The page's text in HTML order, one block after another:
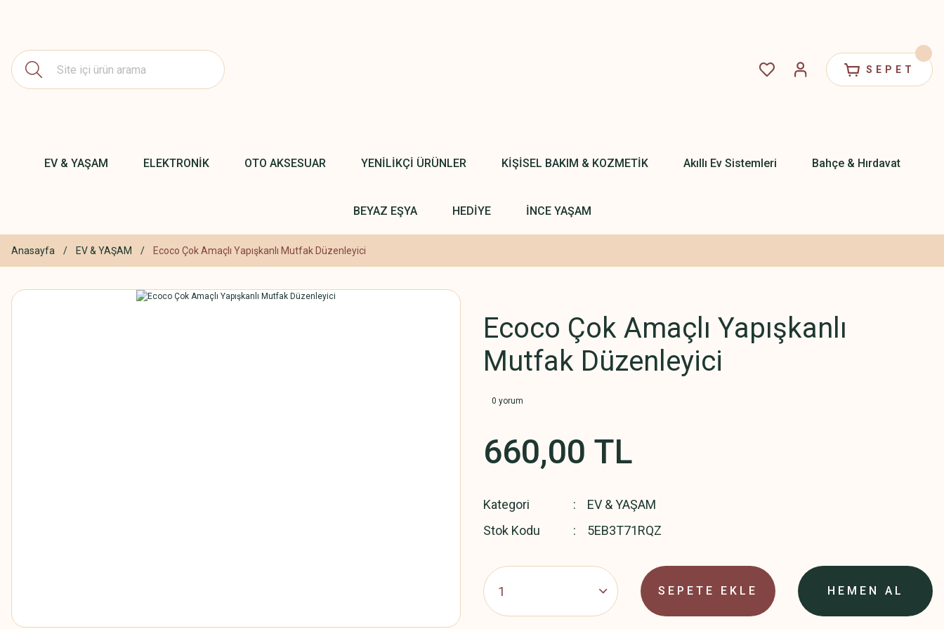
SEPET
EV & YAŞAM ELEKTRONİK OTO AKSESUAR YENİLİKÇİ ÜRÜNLER KİŞİSEL BAKIM & KOZMETİK Akıllı Ev Sistemleri Bahçe & Hırdavat
BEYAZ EŞYA HEDİYE İNCE YAŞAM
Anasayfa EV & YAŞAM Ecoco Çok Amaçlı Yapışkanlı Mutfak Düzenleyici
Ecoco Çok Amaçlı Yapışkanlı
Mutfak Düzenleyici
0 yorum
660,00 TL
Kategori
EV & YAŞAM
Stok Kodu
5EB3T71RQZ
SEPETE EKLE HEMEN AL